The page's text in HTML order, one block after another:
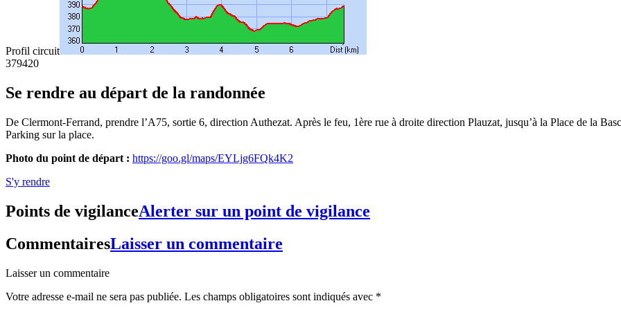
Profil circuit
379420
Se rendre au départ de la randonnée
De Clermont-Ferrand, prendre l’A75, sortie 6, direction Authezat. Après le feu, 1ère rue à droite direction Plauzat, jusqu’à la Place de la
Parking sur la place.
Photo du point de départ : https://goo.gl/maps/EYLjg6FQk4K2
S'y rendre
Points de vigilanceAlerter sur un point de vigilance
CommentairesLaisser un commentaire
Laisser un commentaire
Votre adresse e-mail ne sera pas publiée. Les champs obligatoires sont indiqués avec *